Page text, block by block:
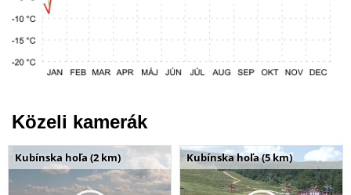
Közeli kamerák
Kubínska hoľa (2 km) Kubínska hoľa (5 km)